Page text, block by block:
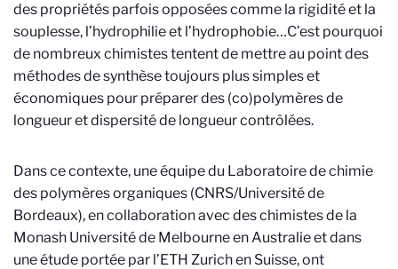
des propriétés parfois opposées comme la rigidité et la
souplesse, l’hydrophilie et l’hydrophobie…C’est pourquoi
de nombreux chimistes tentent de mettre au point des
méthodes de synthèse toujours plus simples et
économiques pour préparer des (co)polymères de
longueur et dispersité de longueur contrôlées.
Dans ce contexte, une équipe du Laboratoire de chimie
des polymères organiques (CNRS/Université de
Bordeaux), en collaboration avec des chimistes de la
Monash Université de Melbourne en Australie et dans
une étude portée par l’ETH Zurich en Suisse, ont